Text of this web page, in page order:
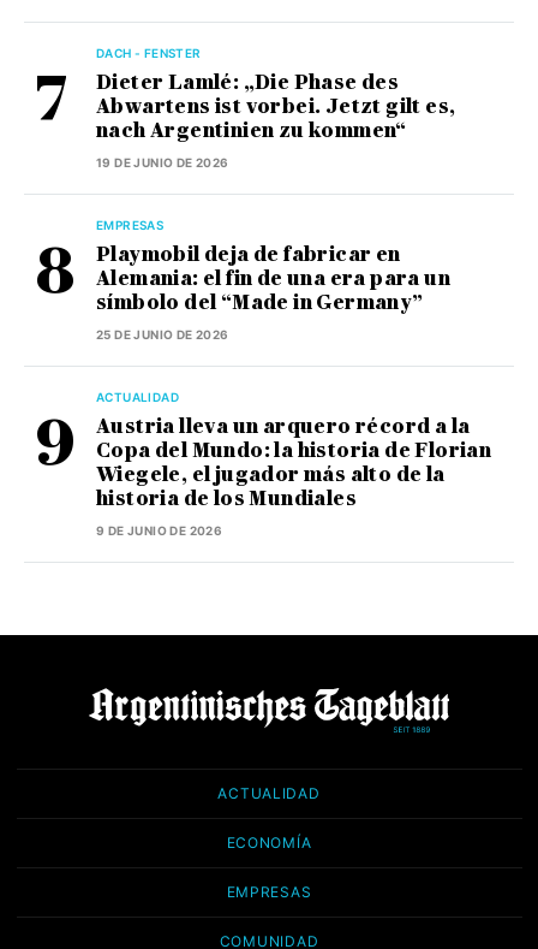
DACH - FENSTER
Dieter Lamlé: „Die Phase des
Abwartens ist vorbei. Jetzt gilt es,
nach Argentinien zu kommen“
19 DE JUNIO DE 2026
EMPRESAS
Playmobil deja de fabricar en
Alemania: el fin de una era para un
símbolo del “Made in Germany”
25 DE JUNIO DE 2026
ACTUALIDAD
Austria lleva un arquero récord a la
Copa del Mundo: la historia de Florian
Wiegele, el jugador más alto de la
historia de los Mundiales
9 DE JUNIO DE 2026
ACTUALIDAD
ECONOMÍA
EMPRESAS
COMUNIDAD